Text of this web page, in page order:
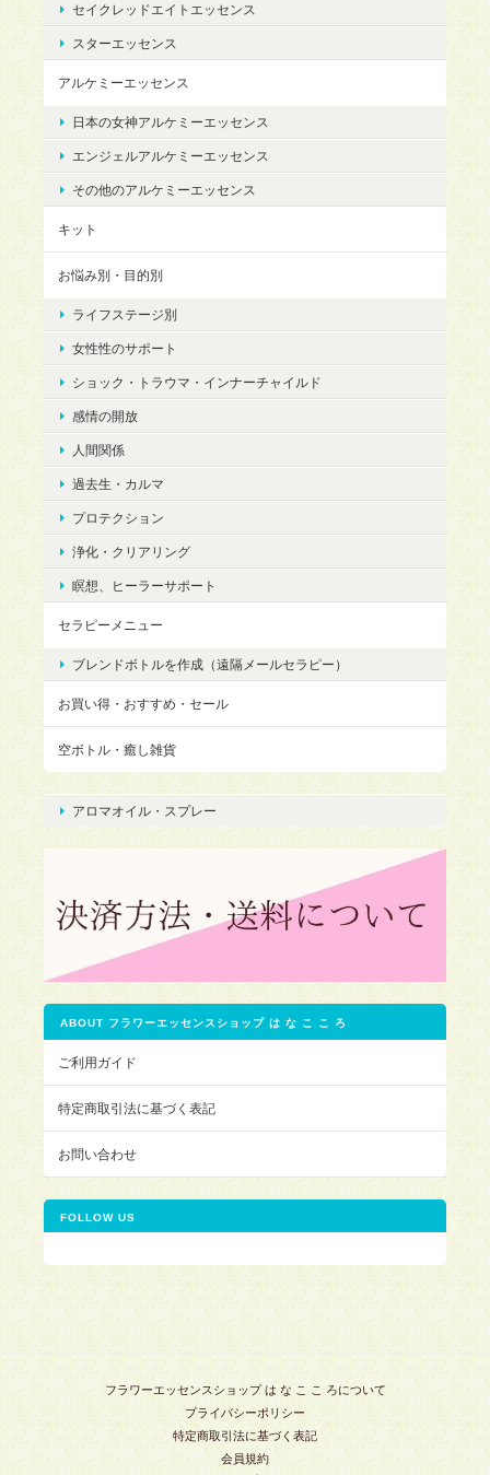
セイクレッドエイトエッセンス
スターエッセンス
アルケミーエッセンス
日本の女神アルケミーエッセンス
エンジェルアルケミーエッセンス
その他のアルケミーエッセンス
キット
お悩み別・目的別
ライフステージ別
女性性のサポート
ショック・トラウマ・インナーチャイルド
感情の開放
人間関係
過去生・カルマ
プロテクション
浄化・クリアリング
瞑想、ヒーラーサポート
セラピーメニュー
ブレンドボトルを作成（遠隔メールセラピー）
お買い得・おすすめ・セール
空ボトル・癒し雑貨
アロマオイル・スプレー
ABOUT フラワーエッセンスショップ は な こ こ ろ
ご利用ガイド
特定商取引法に基づく表記
お問い合わせ
FOLLOW US
フラワーエッセンスショップ は な こ こ ろについて
プライバシーポリシー
特定商取引法に基づく表記
会員規約